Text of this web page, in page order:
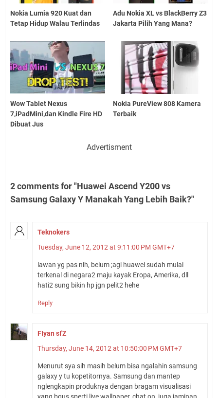
Nokia Lumia 920 Kuat dan
Tetap Hidup Walau Terlindas
Adu Nokia XL vs BlackBerry Z3
Jakarta Pilih Yang Mana?
Wow Tablet Nexus
7,iPadMini,dan Kindle Fire HD
Dibuat Jus
Nokia PureView 808 Kamera
Terbaik
Advertisment
2 comments for "Huawei Ascend Y200 vs
Samsung Galaxy Y Manakah Yang Lebih Baik?"
Teknokers
Tuesday, June 12, 2012 at 9:11:00 PM GMT+7
lawan yg pas nih, belum ;agi huawei sudah mulai
terkenal di negara2 maju kayak Eropa, Amerika, dll
hati2 sung bikin hp jgn pelit2 hehe
Reply
FIyan sI'Z
Thursday, June 14, 2012 at 10:50:00 PM GMT+7
Menurut sya sih masih belum bisa ngalahin samsung
galaxy y tu kopetitornya. Samsung dan mantep
nglengkapin produknya dengan bragam visualisasi